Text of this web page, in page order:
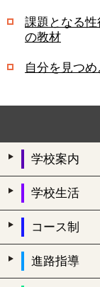
課題となる
の教材
自分を見つ
学校案内
学校生活
コース制
進路指導